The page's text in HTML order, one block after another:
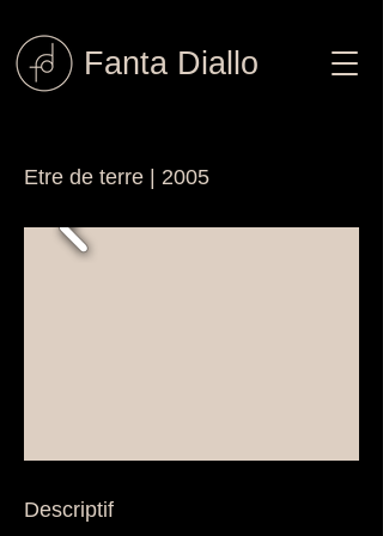
Fanta Diallo
Etre de terre | 2005
Descriptif